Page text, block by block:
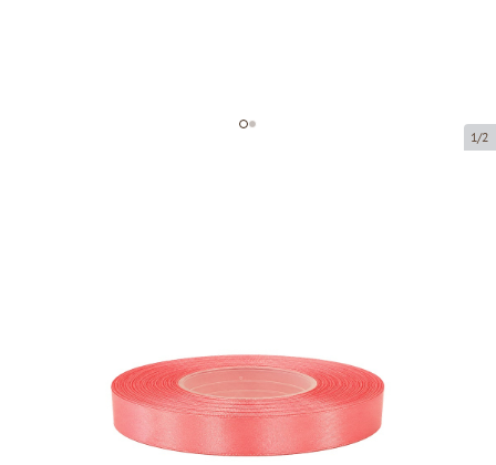
1/2
Price per 1 piece